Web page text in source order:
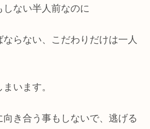
しない半人前なのに
らない、こだわりだけは一人
います。
向き合う事もしないで、逃げる